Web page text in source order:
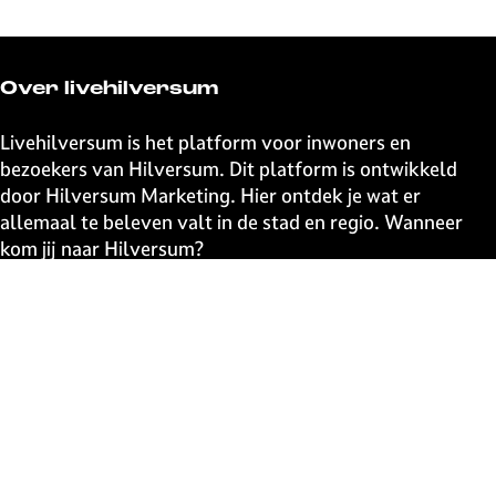
Over livehilversum
Livehilversum is het platform voor inwoners en
bezoekers van Hilversum. Dit platform is ontwikkeld
door Hilversum Marketing. Hier ontdek je wat er
allemaal te beleven valt in de stad en regio. Wanneer
kom jij naar Hilversum?